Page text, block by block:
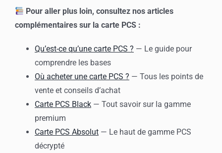
Pour aller plus loin, consultez nos articles
complémentaires sur la carte PCS :
Qu’est-ce qu’une carte PCS ? — Le guide pour
comprendre les bases
Où acheter une carte PCS ? — Tous les points de
vente et conseils d’achat
Carte PCS Black — Tout savoir sur la gamme
premium
Carte PCS Absolut — Le haut de gamme PCS
décrypté